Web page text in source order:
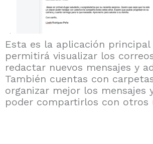
Esta es la aplicación
permitirá visualizar los
redactar nuevos mensajes y
También cuentas con
organizar mejor los mensajes
poder compartirlos con otros